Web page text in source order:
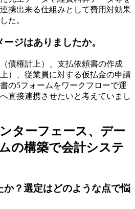
携出来る仕組みとして費用対効果
た。
ジはありましたか。
債権計上）、支払依頼書の作成
）、従業員に対する仮払金の申請
の5フォームをワークフローで運
直接連携させたいと考えていまし
ターフェース、デー
の構築で会計システ
？選定はどのような点で悩